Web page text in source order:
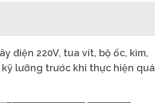
điện 220V, tua vít, bộ ốc, kìm,
lưỡng trước khi thực hiện quá